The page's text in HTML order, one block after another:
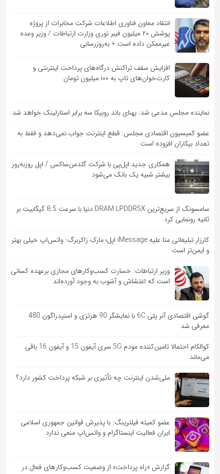
انتقاد معاون فناوری اطلاعات شرکت مخابرات از پروژه
پوشش ۲۰ میلیون فیبر نوری وزارت ارتباطات / وزیر وعده
غیرممکن داده است + به‌روزرسانی
افزایش سقف تراکنش درگاه‌های پرداخت اینترنتی و
کارت‌خوان‌های تاپ به ۱۰۰ میلیون تومان
نماینده مجلس مدعی شد: پهنای باند روبیکا سه برابر استارلینک خواهد شد
عضو کمیسیون اقتصادی مجلس: قطع اینترنت جواب نمی‌دهد و فقط به
تعداد بیکاران افزوده است
همکاری جدید اپل‌پی با شرکت گلدمن‌ساکس / اپل روزبه‌روز
بیشتر شبیه یک بانک می‌شود
سامسونگ از سریع‌ترین DRAM LPDDR5X دنیا با سرعت 8.5 گیگابیت بر
ثانیه رونمایی کرد
کارزار تبلیغاتی متا علیه iMessage اپل؛ مارک زاکربرگ: واتس‌اپ خیلی بهتر
و ایمن‌تر است
وزیر ارتباطات: خسارت کسب‌وکارهای مجازی برعهده کسانی
است که اغتشاش و آشوب به وجود آورده‌اند
گوشی اقتصادی آنر پلی 6C با نمایشگر 90 هرتزی و اسنپدراگون 480
معرفی شد
کوالکام احتمالا تامین‌کننده مودم 5G سری آیفون 15 و آیفون 16 باقی
می‌ماند
ملی‌شدن اینترنت چه تأثیری بر شبکه پرداخت کشور دارد؟
عضو کمیته فیلترینگ: با پذیرش قوانین جمهوری اسلامی
ایران فعالیت اینستاگرام و واتس‌اپ منعی ندارد
گزارش «راه پرداخت» از وضعیت کسب‌وکارهای فعال در